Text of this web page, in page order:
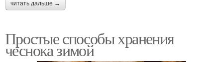
читать дальше →
Простые способы хранения
чеснока зимой